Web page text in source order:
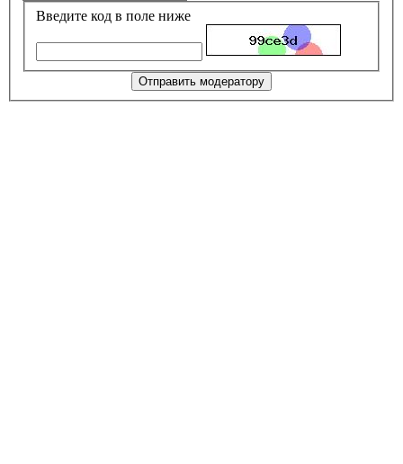
Введите код в поле ниже
Отправить модератору